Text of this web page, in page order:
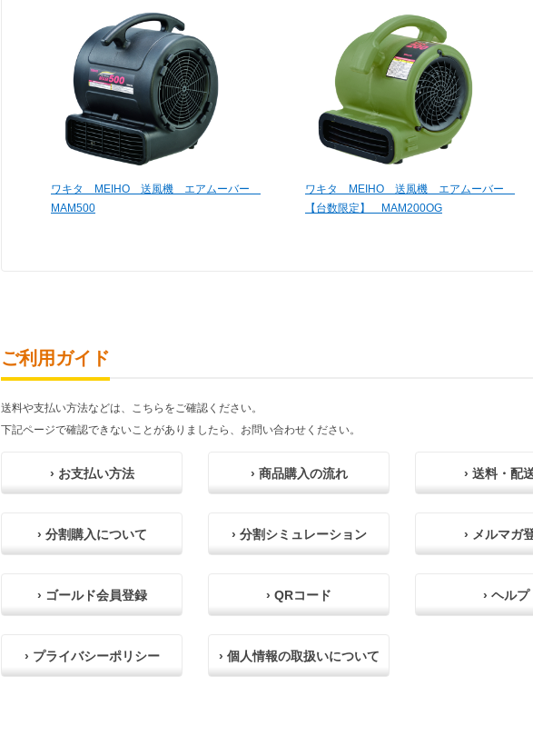
ワキタ MEIHO 送風機 エアムーバー
MAM500
ワキタ MEIHO 送風機 エアムーバー
【台数限定】 MAM200OG
ご利用ガイド
送料や支払い方法などは、こちらをご確認ください。
下記ページで確認できないことがありましたら、お問い合わせください。
› お支払い方法 › 商品購入の流れ › 送料・配
› 分割購入について › 分割シミュレーション › メルマガ
› ゴールド会員登録 › QRコード › ヘルプ
› プライバシーポリシー › 個人情報の取扱いについて